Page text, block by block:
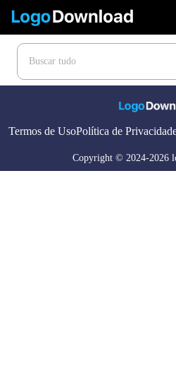
Termos de UsoPolítica de
Copyright © 2024-2026